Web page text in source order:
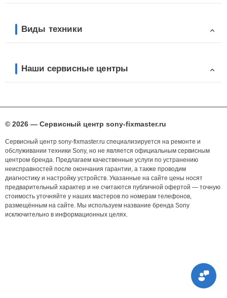
Виды техники
Наши сервисные центры
© 2026 — Сервисный центр sony-fixmaster.ru
Сервисный центр sony-fixmaster.ru специализируется на ремонте и
обслуживании техники Sony, но не является официальным сервисным
центром бренда. Предлагаем качественные услуги по устранению
неисправностей после окончания гарантии, а также проводим
диагностику и настройку устройств. Указанные на сайте цены носят
предварительный характер и не считаются публичной офертой — точную
стоимость уточняйте у наших мастеров по номерам телефонов,
размещённым на сайте. Мы используем название бренда Sony
исключительно в информационных целях.